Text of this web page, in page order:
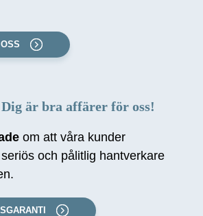
är bra affärer för oss!
om att våra kunder
och pålitlig hantverkare